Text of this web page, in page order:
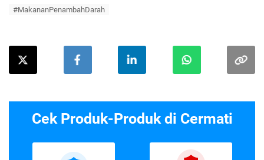
#MakananPenambahDarah
Cek Produk-Produk di Cermati